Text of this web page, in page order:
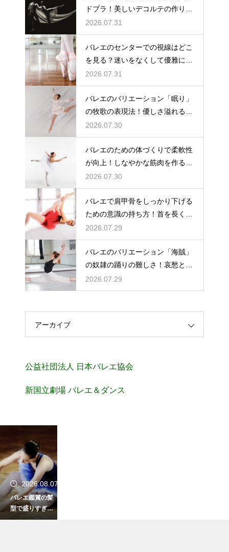
ドブラ！美しいデコルテの作り方
とは
2026.07.31
バレエのセンターでの視線はどこ
を見る？迷いをなくして優雅に踊
る
2026.07.31
バレエのバリエーション「眠り」
の牧歌の表現法！優しさ溢れる踊
り
2026.07.30
バレエのための体づくりで柔軟性
が向上！しなやかな筋肉を作る毎
日の新習慣
2026.07.30
バレエで肩甲骨をしっかり下げる
ための意識の持ち方！首を長く見
せる
2026.07.29
バレエのバリエーション「海賊」
の奴隷の踊りの難しさ！哀愁とテ
クニック
2026.07.29
アーカイブ
公益社団法人 日本バレエ協会
新国立劇場 バレエ＆ダンス
2026.08.07
バレエ鑑賞の髪
型で盛りすぎが
注意される訳！